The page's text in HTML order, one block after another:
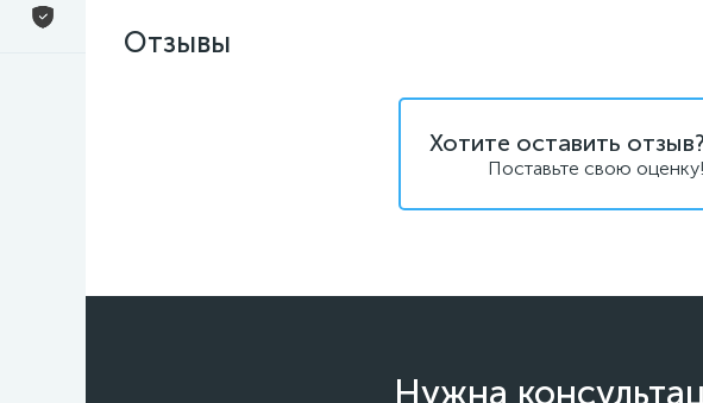
Отзывы
Хотите оставить отзыв?
Поставьте свою оценку!
Нужна